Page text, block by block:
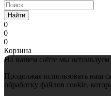
Найти
0
0
0
Корзина
На нашем сайте мы
Продолжая использовать наш
обработку файлов cookie,